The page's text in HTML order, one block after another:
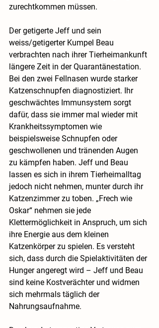
zurechtkommen müssen.
Der getigerte Jeff und sein
weiss/getigerter Kumpel Beau
verbrachten nach ihrer Tierheimankunft
längere Zeit in der Quarantänestation.
Bei den zwei Fellnasen wurde starker
Katzenschnupfen diagnostiziert. Ihr
geschwächtes Immunsystem sorgt
dafür, dass sie immer mal wieder mit
Krankheitssymptomen wie
beispielsweise Schnupfen oder
geschwollenen und tränenden Augen
zu kämpfen haben. Jeff und Beau
lassen es sich in ihrem Tierheimalltag
jedoch nicht nehmen, munter durch ihr
Katzenzimmer zu toben. „Frech wie
Oskar“ nehmen sie jede
Klettermöglichkeit in Anspruch, um sich
ihre Energie aus dem kleinen
Katzenkörper zu spielen. Es versteht
sich, dass durch die Spielaktivitäten der
Hunger angeregt wird – Jeff und Beau
sind keine Kostverächter und widmen
sich mehrmals täglich der
Nahrungsaufnahme.